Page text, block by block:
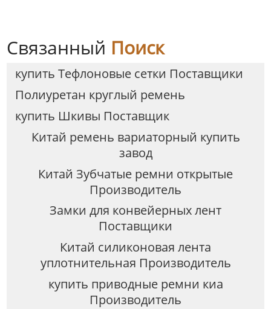
Связанный Поиск
купить Tефлоновые сетки Поставщики
Полиуретан круглый ремень
купить Шкивы Поставщик
Китай ремень вариаторный купить
завод
Китай Зубчатые ремни открытые
Производитель
Замки для конвейерных лент
Поставщики
Китай силиконовая лента
уплотнительная Производитель
купить приводные ремни киа
Производитель